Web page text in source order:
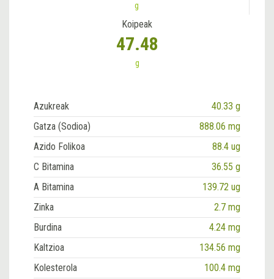
g
Koipeak
47.48
g
Azukreak
40.33 g
Gatza (Sodioa)
888.06 mg
Azido Folikoa
88.4 ug
C Bitamina
36.55 g
A Bitamina
139.72 ug
Zinka
2.7 mg
Burdina
4.24 mg
Kaltzioa
134.56 mg
Kolesterola
100.4 mg